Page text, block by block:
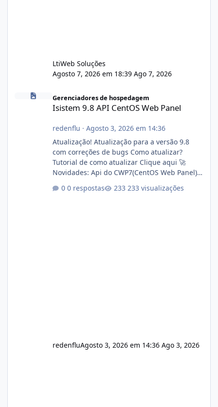
LtiWeb Soluções
Agosto 7, 2026 em 18:39 Ago 7, 2026
Isistem 9.8 API CentOS Web Panel
Gerenciadores de hospedagem
Isistem 9.8 API CentOS Web Panel
redenflu · Agosto 3, 2026 em 14:36
Atualização! Atualização para a versão 9.8
com correções de bugs Como atualizar?
Tutorial de como atualizar Clique aqui 🚀
Novidades: Api do CWP7(CentOS Web Panel)
autorizado a usasr o isistem:
0 respostas 233 visualizações
redenfluAgosto 3, 2026 em 14:36 Ago 3, 2026